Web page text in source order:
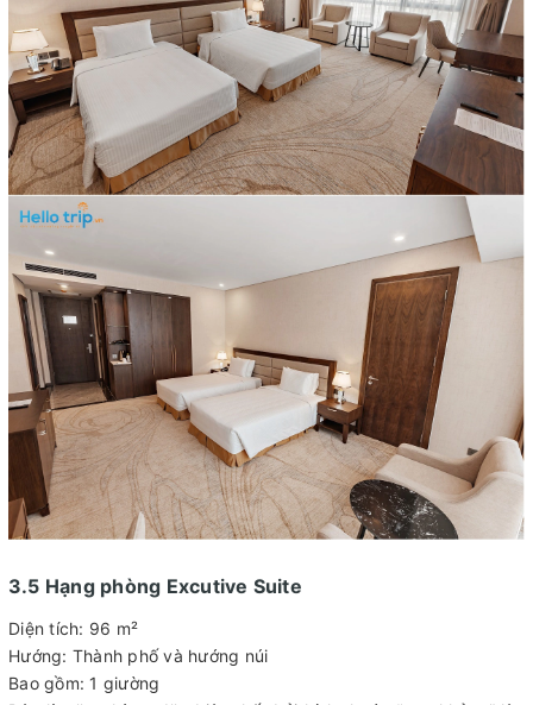
3.5 Hạng phòng Excutive Suite
Diện tích: 96 m²
Hướng: Thành phố và hướng núi
Bao gồm: 1 giường